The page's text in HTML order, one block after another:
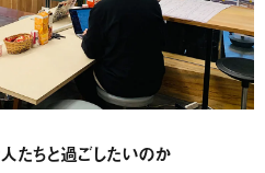
たちと過ごしたいのか